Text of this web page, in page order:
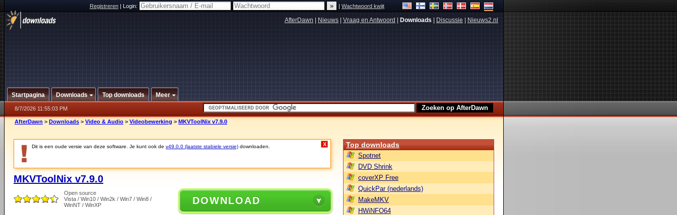
Registreren|Login: |Wachtwoord kwijt
AfterDawn Nieuws Vraag en Antwoord Downloads Discussie Nieuws2.nl
Startpagina Downloads Top downloads Meer
8/7/2026 11:55:03 PM
AfterDawn > Downloads > Video & Audio > Videobewerking > MKVToolNix v7.9.0
Dit is een oude versie van deze software. Je kunt ook de v49.0.0 (laatste stabiele versie) downloaden. X
MKVToolNix v7.9.0
Open source
Vista / Win10 / Win2k / Win7 / Win8 /
WinNT / WinXP
DOWNLOAD
Top downloads
Spotnet
DVD Shrink
coverXP Free
QuickPar (nederlands)
MakeMKV
HWiNFO64